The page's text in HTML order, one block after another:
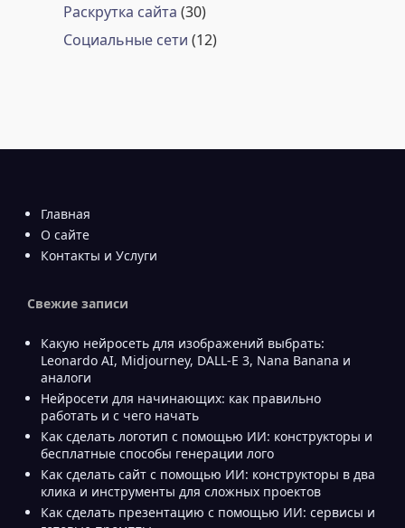
Раскрутка сайта (30)
Социальные сети (12)
Главная
О сайте
Контакты и Услуги
Свежие записи
Какую нейросеть для изображений выбрать:
Leonardo AI, Midjourney, DALL-E 3, Nana Banana и
аналоги
Нейросети для начинающих: как правильно
работать и с чего начать
Как сделать логотип с помощью ИИ: конструкторы и
бесплатные способы генерации лого
Как сделать сайт с помощью ИИ: конструкторы в два
клика и инструменты для сложных проектов
Как сделать презентацию с помощью ИИ: сервисы и